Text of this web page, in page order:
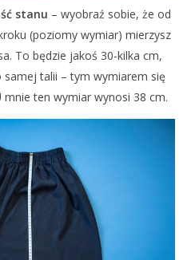
stanu – wyobraź sobie, że od
(poziomy wymiar) mierzysz
To będzie jakoś 30-kilka cm,
samej talii – tym wymiarem się
ten wymiar wynosi 38 cm.